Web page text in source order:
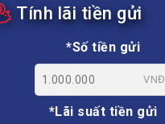
Tính lãi tiền gửi
*Số tiền gửi
VNĐ
*Lãi suất tiền gửi